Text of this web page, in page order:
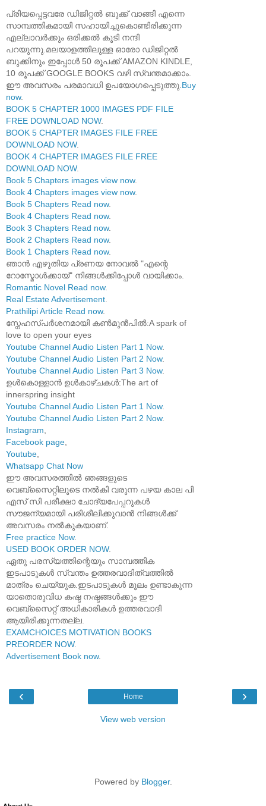
പ്രിയപ്പെട്ടവരേ ഡിജിറ്റൽ ബുക്ക് വാങ്ങി എന്നെ
സാമ്പത്തികമായി സഹായിച്ചുകൊണ്ടിരിക്കുന്ന
എല്ലാവർക്കും ഒരിക്കൽ കൂടി നന്ദി
പറയുന്നു.മലയാളത്തിലുള്ള ഓരോ ഡിജിറ്റൽ
ബുക്കിനും ഇപ്പോൾ 50 രൂപക്ക് AMAZON KINDLE,
10 രൂപക്ക് GOOGLE BOOKS വഴി സ്വന്തമാക്കാം.
ഈ അവസരം പരമാവധി ഉപയോഗപ്പെടുത്തു.Buy
now.
BOOK 5 CHAPTER 1000 IMAGES PDF FILE
FREE DOWNLOAD NOW.
BOOK 5 CHAPTER IMAGES FILE FREE
DOWNLOAD NOW.
BOOK 4 CHAPTER IMAGES FILE FREE
DOWNLOAD NOW.
Book 5 Chapters images view now.
Book 4 Chapters images view now.
Book 5 Chapters Read now.
Book 4 Chapters Read now.
Book 3 Chapters Read now.
Book 2 Chapters Read now.
Book 1 Chapters Read now.
ഞാൻ എഴുതിയ പ്രണയ നോവൽ "എന്റെ
റോസ്മോൾക്കായ്" നിങ്ങൾക്കിപ്പോൾ വായിക്കാം.
Romantic Novel Read now.
Real Estate Advertisement.
Prathilipi Article Read now.
സ്നേഹസ്പർശനമായി കൺമുൻപിൽ:A spark of
love to open your eyes
Youtube Channel Audio Listen Part 1 Now.
Youtube Channel Audio Listen Part 2 Now.
Youtube Channel Audio Listen Part 3 Now.
ഉൾകൊള്ളാൻ ഉൾകാഴ്ചകൾ:The art of
innerspring insight
Youtube Channel Audio Listen Part 1 Now.
Youtube Channel Audio Listen Part 2 Now.
Instagram,
Facebook page,
Youtube,
Whatsapp Chat Now
ഈ അവസരത്തിൽ ഞങ്ങളുടെ
വെബ്സൈറ്റിലൂടെ നൽകി വരുന്ന പഴയ കാല പി
എസ് സി പരീക്ഷാ ചോദ്യപേപ്പറുകൾ
സൗജന്യമായി പരിശീലിക്കുവാൻ നിങ്ങൾക്ക്
അവസരം നൽകുകയാണ്.
Free practice Now.
USED BOOK ORDER NOW.
ഏതു പരസ്യത്തിന്റെയും സാമ്പത്തിക
ഇടപാടുകൾ സ്വന്തം ഉത്തരവാദിത്വത്തിൽ
മാത്രം ചെയ്യുക.ഇടപാടുകൾ മൂലം ഉണ്ടാകുന്ന
യാതൊരുവിധ കഷ്ട നഷ്ടങ്ങൾക്കും ഈ
വെബ്സൈറ്റ് അധികാരികൾ ഉത്തരവാദി
ആയിരിക്കുന്നതല്ല.
EXAMCHOICES MOTIVATION BOOKS
PREORDER NOW.
Advertisement Book now.
‹ ›
Home
View web version
Powered by Blogger.